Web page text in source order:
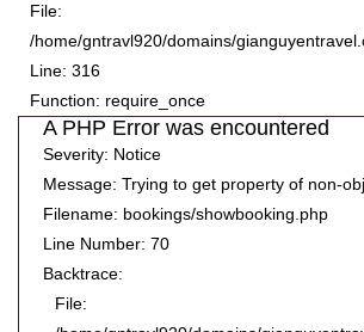
File:
/home/gntravl920/domains/
Line: 316
Function: require_once
A PHP Error was encountered
Severity: Notice
Message: Trying to get property of non-
Filename: bookings/showbooking.php
Line Number: 70
Backtrace:
File: